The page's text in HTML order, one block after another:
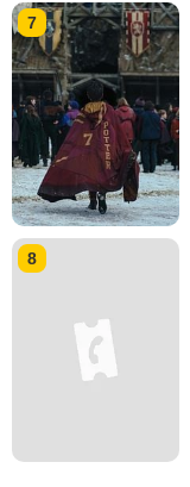
7
8